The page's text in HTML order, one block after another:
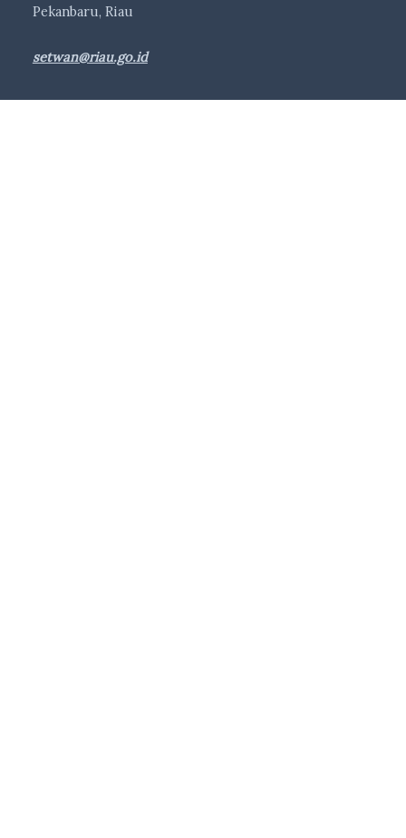
Pekanbaru, Riau
setwan@riau.go.id